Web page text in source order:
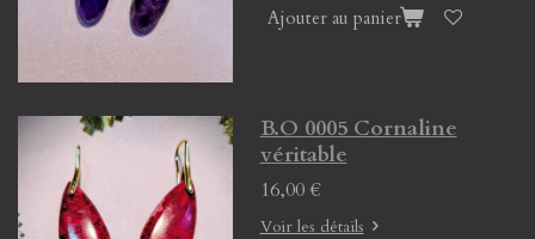
Ajouter au panier
B.O 0005 Cornaline
véritable
16,00 €
Voir les détails